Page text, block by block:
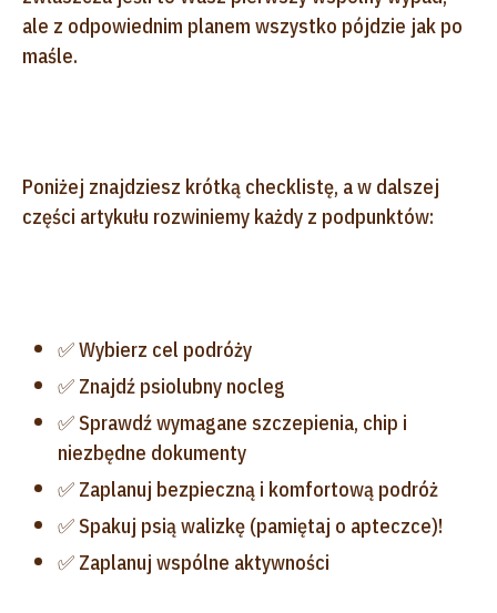
ale z odpowiednim planem wszystko pójdzie jak po
maśle.
Poniżej znajdziesz krótką checklistę, a w dalszej
części artykułu rozwiniemy każdy z podpunktów:
✅ Wybierz cel podróży
✅ Znajdź psiolubny nocleg
✅ Sprawdź wymagane szczepienia, chip i
niezbędne dokumenty
✅ Zaplanuj bezpieczną i komfortową podróż
✅ Spakuj psią walizkę (pamiętaj o apteczce)!
✅ Zaplanuj wspólne aktywności